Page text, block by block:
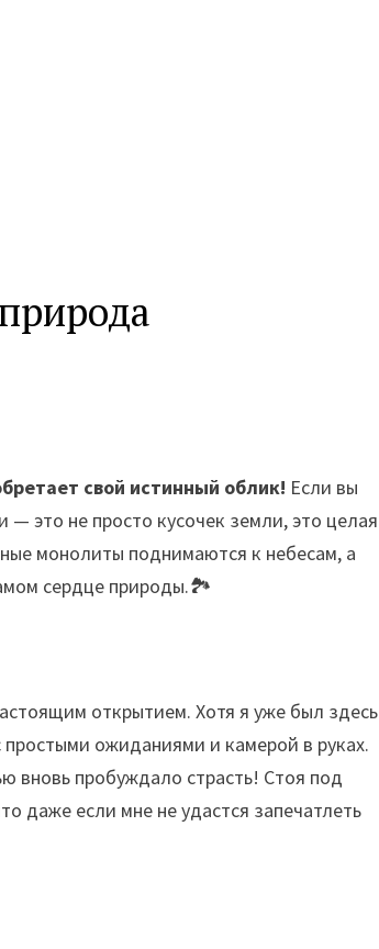
свой истинный облик! Если вы
это не просто кусочек земли, это целая
монолиты поднимаются к небесам, а
сердце природы.🏞️
открытием. Хотя я уже был здесь
простыми ожиданиями и камерой в руках.
вновь пробуждало страсть! Стоя под
даже если мне не удастся запечатлеть